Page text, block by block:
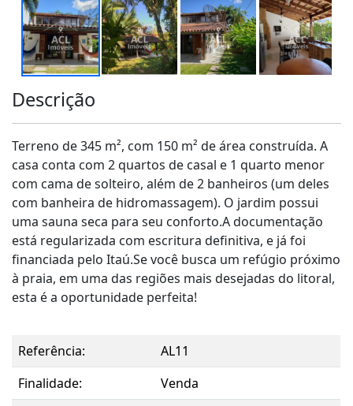
Descrição
Terreno de 345 m², com 150 m² de área construída. A
casa conta com 2 quartos de casal e 1 quarto menor
com cama de solteiro, além de 2 banheiros (um deles
com banheira de hidromassagem). O jardim possui
uma sauna seca para seu conforto.A documentação
está regularizada com escritura definitiva, e já foi
financiada pelo Itaú.Se você busca um refúgio próximo
à praia, em uma das regiões mais desejadas do litoral,
esta é a oportunidade perfeita!
Referência:
AL11
Finalidade:
Venda